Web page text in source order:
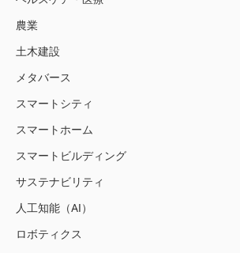
農業
土木建設
メタバース
スマートシティ
スマートホーム
スマートビルディング
サステナビリティ
人工知能（AI）
ロボティクス